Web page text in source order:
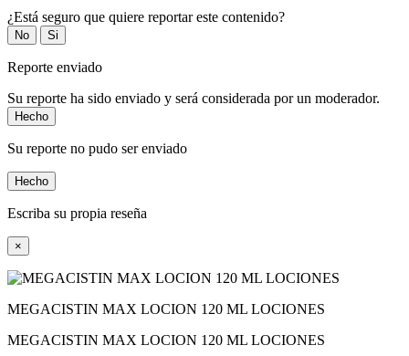
¿Está seguro que quiere reportar este contenido?
No Si
Reporte enviado
Su reporte ha sido enviado y será considerada por un moderador.
Hecho
Su reporte no pudo ser enviado
Hecho
Escriba su propia reseña
×
MEGACISTIN MAX LOCION 120 ML LOCIONES
MEGACISTIN MAX LOCION 120 ML LOCIONES